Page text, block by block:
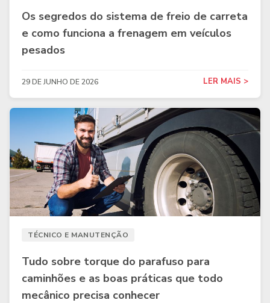
Os segredos do sistema de freio de carreta
e como funciona a frenagem em veículos
pesados
29 DE JUNHO DE 2026 LER MAIS >
TÉCNICO E MANUTENÇÃO
Tudo sobre torque do parafuso para
caminhões e as boas práticas que todo
mecânico precisa conhecer